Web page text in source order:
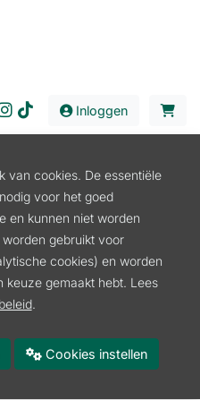
Inloggen
Houtkliever
van cookies. De essentiële
voor het goed
en kunnen niet worden
gebruikt voor
cookies) en worden
keuze gemaakt hebt. Lees
.
Cookies instellen